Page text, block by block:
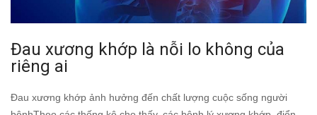
Đau xương khớp là nỗi lo không của
riêng ai
Đau xương khớp ảnh hưởng đến chất lượng cuộc sống người